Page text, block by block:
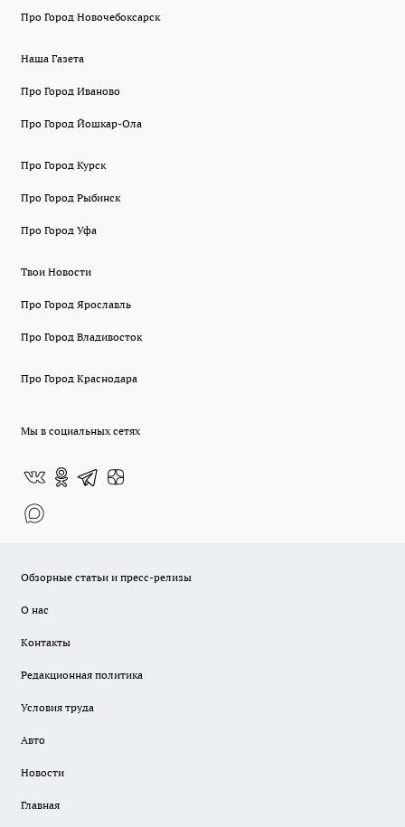
Про Город Новочебоксарск
Наша Газета
Про Город Иваново
Про Город Йошкар-Ола
Про Город Курск
Про Город Рыбинск
Про Город Уфа
Твои Новости
Про Город Ярославль
Про Город Владивосток
Про Город Краснодара
Мы в социальных сетях
Обзорные статьи и пресс-релизы
О нас
Контакты
Редакционная политика
Условия труда
Авто
Новости
Главная